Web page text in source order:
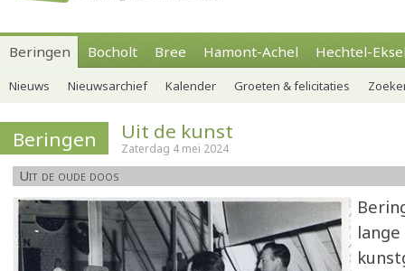
Beringen Bocholt Bree Hamont-Achel Hechtel-
Nieuws Nieuwsarchief Kalender Groeten & felicitaties
Beringen Uit de kunst
Zaterdag 4 mei 2024
Uit de oude doos